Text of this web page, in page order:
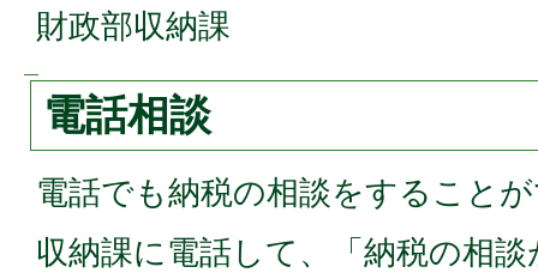
財政部収納課
電話相談
電話でも納税の相談をすること
収納課に電話して、「納税の相